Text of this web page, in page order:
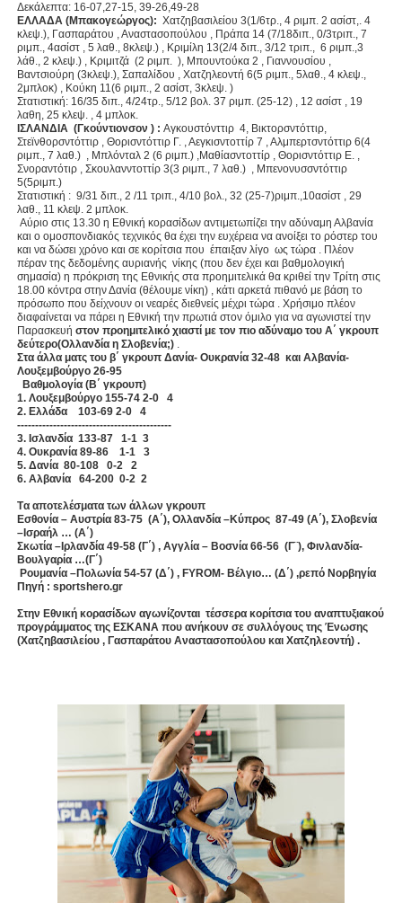
Δεκάλεπτα: 16-07,27-15, 39-26,49-28
ΕΛΛΑΔΑ (Μπακογεώργος): Χατζηβασιλείου 3(1/6τρ., 4 ριμπ. 2 ασίστ,. 4
κλεψ.), Γασπαράτου , Αναστασοπούλου , Πράπα 14 (7/18διπ., 0/3τριπ., 7
ριμπ., 4ασίστ , 5 λαθ., 8κλεψ.) , Κριμίλη 13(2/4 διπ., 3/12 τριπ., 6 ριμπ.,3
λάθ., 2 κλεψ.) , Κριμιτζά (2 ριμπ. ), Μπουντούκα 2 , Γιαννουσίου ,
Βαντσιούρη (3κλεψ.), Σαπαλίδου , Χατζηλεοντή 6(5 ριμπ., 5λαθ., 4 κλεψ.,
2μπλοκ) , Κούκη 11(6 ριμπ., 2 ασίστ, 3κλεψ. )
Στατιστική: 16/35 διπ., 4/24τρ., 5/12 βολ. 37 ριμπ. (25-12) , 12 ασίστ , 19
λαθη, 25 κλεψ. , 4 μπλοκ.
ΙΣΛΑΝΔΙΑ (Γκούντιονσον ) : Αγκουστόνττιρ 4, Βικτορσντόττιρ,
Στεϊνθορσντόττιρ , Θορισντόττιρ Γ. , Αεγκισντοττίρ 7 , Αλμπερτσντόττιρ 6(4
ριμπ., 7 λαθ.) , Μπλόνταλ 2 (6 ριμπ.) ,Μαθίασντοττίρ , Θορισντόττιρ Ε. ,
Σνοραντότιρ , Σκουλανντοττίρ 3(3 ριμπ., 7 λαθ.) , Μπενονυσσντόττιρ
5(5ριμπ.)
Στατιστική : 9/31 διπ., 2 /11 τριπ., 4/10 βολ., 32 (25-7)ριμπ.,10ασίστ , 29
λαθ., 11 κλεψ. 2 μπλοκ.
Αύριο στις 13.30 η Εθνική κορασίδων αντιμετωπίζει την αδύναμη Αλβανία
και ο ομοσπονδιακός τεχνικός θα έχει την ευχέρεια να ανοίξει το ρόστερ του
και να δώσει χρόνο και σε κορίτσια που έπαιξαν λίγο ως τώρα . Πλέον
πέραν της δεδομένης αυριανής νίκης (που δεν έχει και βαθμολογική
σημασία) η πρόκριση της Εθνικής στα προημιτελικά θα κριθεί την Τρίτη στις
18.00 κόντρα στην Δανία (θέλουμε νίκη) , κάτι αρκετά πιθανό με βάση το
πρόσωπο που δείχνουν οι νεαρές διεθνείς μέχρι τώρα . Χρήσιμο πλέον
διαφαίνεται να πάρει η Εθνική την πρωτιά στον όμιλο για να αγωνιστεί την
Παρασκευή στον προημιτελικό χιαστί με τον πιο αδύναμο του Α΄ γκρουπ
δεύτερο(Ολλανδία η Σλοβενία;).
Στα άλλα ματς του β΄ γκρουπ Δανία- Ουκρανία 32-48 και Αλβανία-
Λουξεμβούργο 26-95
Βαθμολογία (Β΄ γκρουπ)
1. Λουξεμβούργο 155-74 2-0 4
2. Ελλάδα 103-69 2-0 4
-------------------------------------------
3. Ισλανδία 133-87 1-1 3
4. Ουκρανία 89-86 1-1 3
5. Δανία 80-108 0-2 2
6. Αλβανία 64-200 0-2 2
Tα αποτελέσματα των άλλων γκρουπ
Εσθονία – Αυστρία 83-75 (Α΄), Ολλανδία –Κύπρος 87-49 (Α΄), Σλοβενία
–Ισραήλ … (Α΄)
Σκωτία –Ιρλανδία 49-58 (Γ΄) , Αγγλία – Βοσνία 66-56 (Γ¨), Φινλανδία-
Βουλγαρία …(Γ΄)
Ρουμανία –Πολωνία 54-57 (Δ΄) , FYROM- Βέλγιο… (Δ΄) ,ρεπό Nορβηγία
Πηγή : sportshero.gr
Στην Εθνική κορασίδων αγωνίζονται τέσσερα κορίτσια του αναπτυξιακού
προγράμματος της ΕΣΚΑΝΑ που ανήκουν σε συλλόγους της Ένωσης
(Χατζηβασιλείου , Γασπαράτου Αναστασοπούλου και Χατζηλεοντή) .